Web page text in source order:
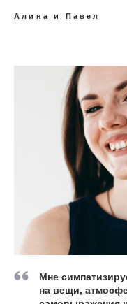
Алина и Павел
Мне
на вещи,